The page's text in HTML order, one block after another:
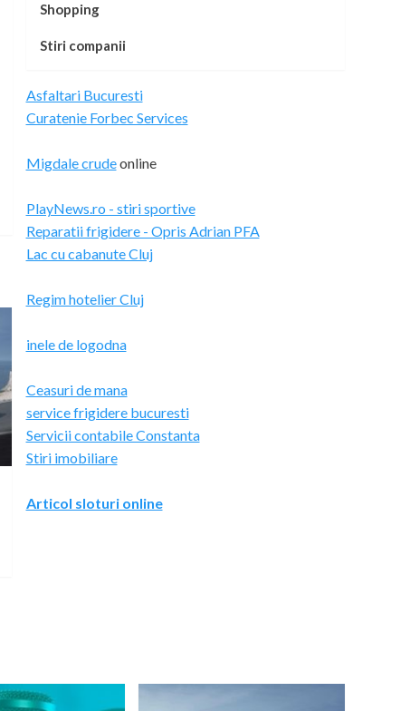
Shopping
Stiri companii
Asfaltari Bucuresti
Curatenie Forbec Services
Migdale crudeonline
PlayNews.ro - stiri sportive
Reparatii frigidere - Opris Adrian PFA
Lac cu cabanute Cluj
Regim hotelier Cluj
inele de logodna
Ceasuri de mana
service frigidere bucuresti
Servicii contabile Constanta
Stiri imobiliare
Articol sloturi online